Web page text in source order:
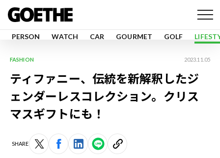
PERSON WATCH CAR GOURMET GOLF
FASHION 2023.11.05
ティファニー、伝統を新解釈したジ
ェンダーレスコレクション。クリス
マスギフトにも！
SHARE